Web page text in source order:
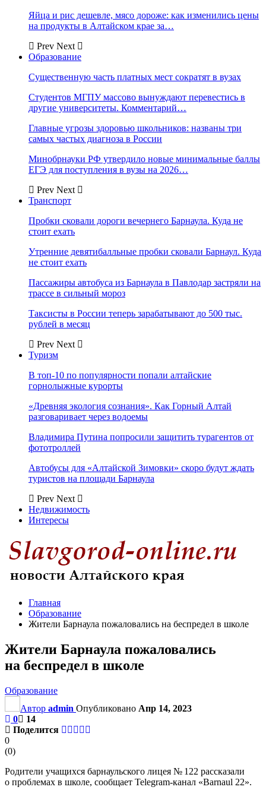
Яйца и рис дешевле, мясо дороже: как изменились цены
на продукты в Алтайском крае за…
Prev Next
Образование
Существенную часть платных мест сократят в вузах
Студентов МГПУ массово вынуждают перевестись в
другие университеты. Комментарий…
Главные угрозы здоровью школьников: названы три
самых частых диагноза в России
Минобрнауки РФ утвердило новые минимальные баллы
ЕГЭ для поступления в вузы на 2026…
Prev Next
Транспорт
Пробки сковали дороги вечернего Барнаула. Куда не
стоит ехать
Утренние девятибалльные пробки сковали Барнаул. Куда
не стоит ехать
Пассажиры автобуса из Барнаула в Павлодар застряли на
трассе в сильный мороз
Таксисты в России теперь зарабатывают до 500 тыс.
рублей в месяц
Prev Next
Туризм
В топ-10 по популярности попали алтайские
горнолыжные курорты
«Древняя экология сознания». Как Горный Алтай
разговаривает через водоемы
Владимира Путина попросили защитить турагентов от
фототроллей
Автобусы для «Алтайской Зимовки» скоро будут ждать
туристов на площади Барнаула
Prev Next
Недвижимость
Интересы
Главная
Образование
Жители Барнаула пожаловались на беспредел в школе
Жители Барнаула пожаловались
на беспредел в школе
Образование
Автор admin Опубликовано Апр 14, 2023
0
14
Поделится
0
(0)
Родители учащихся барнаульского лицея № 122 рассказали
о проблемах в школе, сообщает Telegram-канал «Barnaul 22».